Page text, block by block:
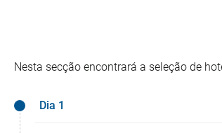
Nesta secção encontrará a seleção de
Dia 1